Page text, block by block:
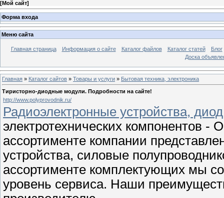
[Мой сайт]
Форма входа
Меню сайта
Главная страница Информация о сайте Каталог файлов Каталог статей
Блог
Доска
Главная » Каталог сайтов » Товары и услуги » Бытовая техника, электроника
Тиристорно-диодные модули. Подробности на сайте!
http://www.polyprovodnik.ru/
Радиоэлектронные устройства,
электротехнических компонентов
ассортименте компании
устройства, силовые
ассортименте комплектующих мы
уровень сервиса. Наши